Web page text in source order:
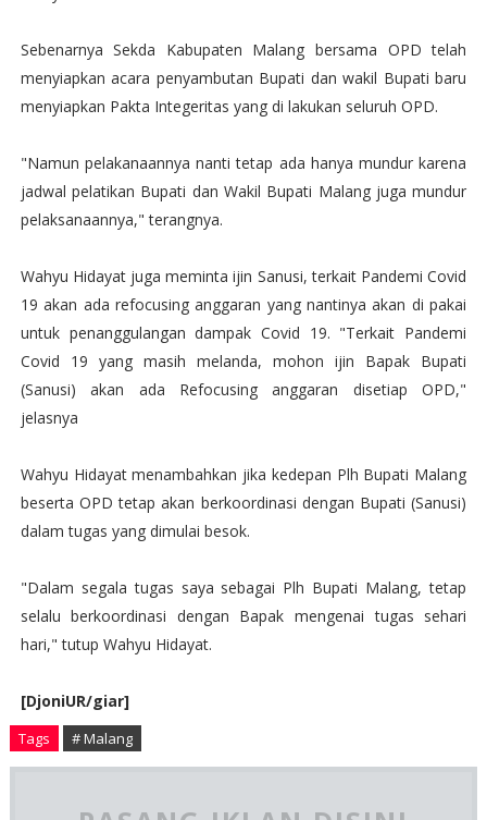
Sebenarnya Sekda Kabupaten Malang bersama OPD telah
menyiapkan acara penyambutan Bupati dan wakil Bupati baru
menyiapkan Pakta Integeritas yang di lakukan seluruh OPD.
"Namun pelakanaannya nanti tetap ada hanya mundur karena
jadwal pelatikan Bupati dan Wakil Bupati Malang juga mundur
pelaksanaannya," terangnya.
Wahyu Hidayat juga meminta ijin Sanusi, terkait Pandemi Covid
19 akan ada refocusing anggaran yang nantinya akan di pakai
untuk penanggulangan dampak Covid 19. "Terkait Pandemi
Covid 19 yang masih melanda, mohon ijin Bapak Bupati
(Sanusi) akan ada Refocusing anggaran disetiap OPD,"
jelasnya
Wahyu Hidayat menambahkan jika kedepan Plh Bupati Malang
beserta OPD tetap akan berkoordinasi dengan Bupati (Sanusi)
dalam tugas yang dimulai besok.
"Dalam segala tugas saya sebagai Plh Bupati Malang, tetap
selalu berkoordinasi dengan Bapak mengenai tugas sehari
hari," tutup Wahyu Hidayat.
[DjoniUR/giar]
Tags # Malang